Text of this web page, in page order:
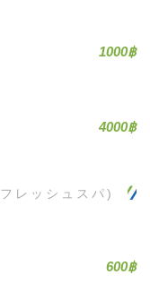
1000฿
4000฿
レッシュスパ)
600฿